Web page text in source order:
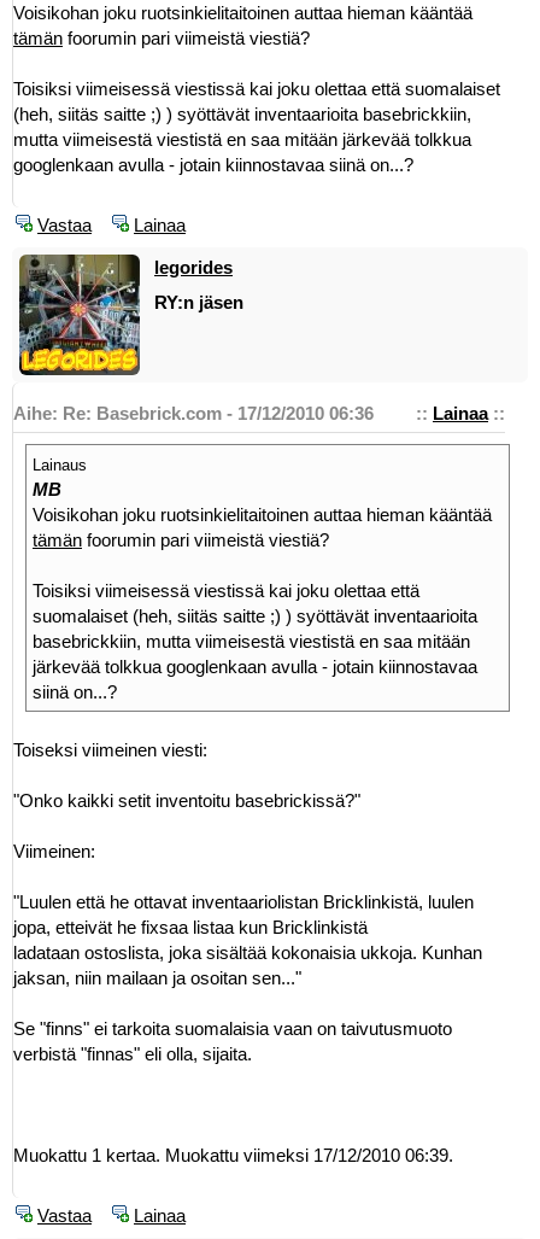
Voisikohan joku ruotsinkielitaitoinen auttaa hieman kääntää
tämän foorumin pari viimeistä viestiä?
Toisiksi viimeisessä viestissä kai joku olettaa että suomalaiset
(heh, siitäs saitte ;) ) syöttävät inventaarioita basebrickkiin,
mutta viimeisestä viestistä en saa mitään järkevää tolkkua
googlenkaan avulla - jotain kiinnostavaa siinä on...?
Vastaa Lainaa
legorides
RY:n jäsen
:: Lainaa::
Aihe: Re: Basebrick.com - 17/12/2010 06:36
Lainaus
MB
Voisikohan joku ruotsinkielitaitoinen auttaa hieman kääntää
tämän foorumin pari viimeistä viestiä?
Toisiksi viimeisessä viestissä kai joku olettaa että
suomalaiset (heh, siitäs saitte ;) ) syöttävät inventaarioita
basebrickkiin, mutta viimeisestä viestistä en saa mitään
järkevää tolkkua googlenkaan avulla - jotain kiinnostavaa
siinä on...?
Toiseksi viimeinen viesti:
"Onko kaikki setit inventoitu basebrickissä?"
Viimeinen:
"Luulen että he ottavat inventaariolistan Bricklinkistä, luulen
jopa, etteivät he fixsaa listaa kun Bricklinkistä
ladataan ostoslista, joka sisältää kokonaisia ukkoja. Kunhan
jaksan, niin mailaan ja osoitan sen..."
Se "finns" ei tarkoita suomalaisia vaan on taivutusmuoto
verbistä "finnas" eli olla, sijaita.
Muokattu 1 kertaa. Muokattu viimeksi 17/12/2010 06:39.
Vastaa Lainaa